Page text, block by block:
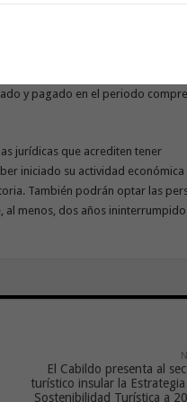
o recursos destinados a la
o privadas, siempre que la
subvencionada.
y pagado en el periodo
jurídicas que acrediten tener
iniciado su actividad económica
También podrán optar las
al menos, dos años
El Cabildo presenta al
turístico insular la
Sostenibilidad Turística a